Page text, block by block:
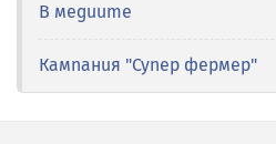
В медиите
Кампания "Супер фермер"